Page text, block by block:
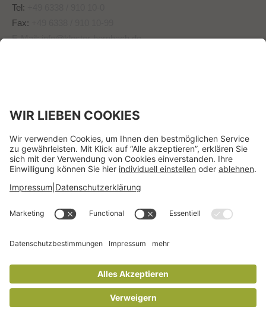
Tel:
Fax:
E-Mail:info@kloster-hornbach.de
Zustimmung, um den -
Dieser Inhalt darf aufgrund
von Trackern, die Besuchern
nicht offengelegt werden,
nicht geladen werden. Der
diese mit seinem CMP
einrichten, um diesen Inhalt
Technologien hinzuzufügen.
powered byUsercentrics
Consent Management
Platform
Blog
Über uns Kontakt Datenschutzerklärung Impressum